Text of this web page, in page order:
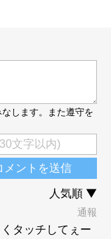
動作の方が貫禄あり
を添えてきます。
な雰囲気。
いいんですよね。